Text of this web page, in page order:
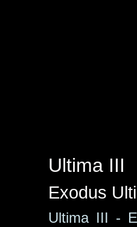
Ultima III
Exodus
Ultima III -